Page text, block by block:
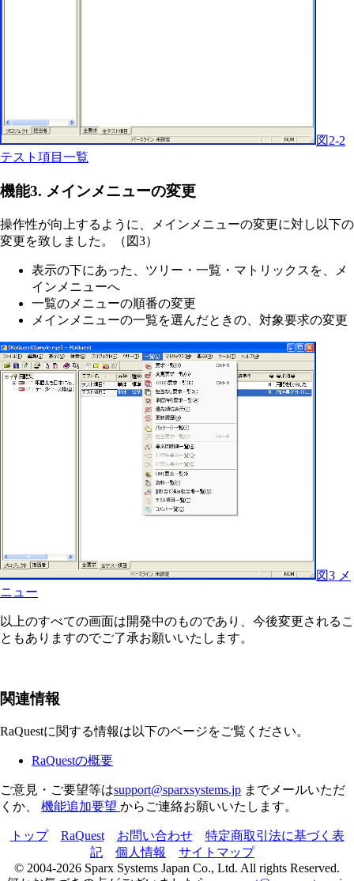
図2-2
テスト項目一覧
機能3. メインメニューの変更
操作性が向上するように、メインメニューの変更に対し以下の
変更を致しました。（図3）
表示の下にあった、ツリー・一覧・マトリックスを、メ
インメニューへ
一覧のメニューの順番の変更
メインメニューの一覧を選んだときの、対象要求の変更
図3 メ
ニュー
以上のすべての画面は開発中のものであり、今後変更されるこ
ともありますのでご了承お願いいたします。
関連情報
RaQuestに関する情報は以下のページをご覧ください。
RaQuestの概要
ご意見・ご要望等はsupport@sparxsystems.jp までメールいただ
くか、 機能追加要望 からご連絡お願いいたします。
トップ RaQuest お問い合わせ
特定商取引法に基づく表
記
個人情報
サイトマップ
© 2004-2026 Sparx Systems Japan Co., Ltd. All rights Reserved.